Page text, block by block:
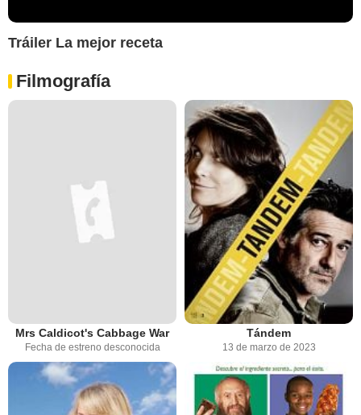
Tráiler La mejor receta
Filmografía
Mrs Caldicot's Cabbage War
Fecha de estreno desconocida
Tándem
13 de marzo de 2023